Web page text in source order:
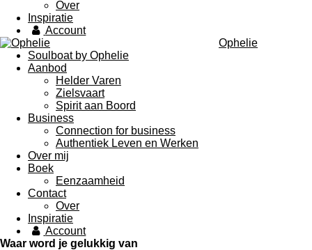
Over
Inspiratie
Account
Ophelie
Soulboat by Ophelie
Aanbod
Helder Varen
Zielsvaart
Spirit aan Boord
Business
Connection for business
Authentiek Leven en Werken
Over mij
Boek
Eenzaamheid
Contact
Over
Inspiratie
Account
Waar word je gelukkig van